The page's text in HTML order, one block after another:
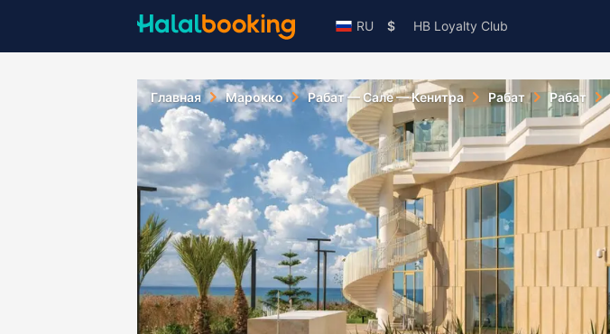
RU $ HB Loyalty Club
Главная Марокко Рабат — Сале — Кенитра Рабат Рабат